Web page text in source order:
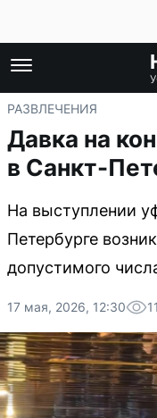
РАЗВЛЕЧЕНИЯ
Давка на
в Санкт-
На выступлении
Петербурге
допустимого
17 мая, 2026, 12:30 11